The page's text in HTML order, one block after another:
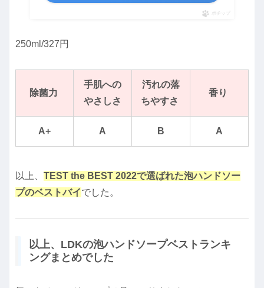
ポチップ
250ml/327円
除菌力
手肌への
やさしさ
汚れの落
ちやすさ
香り
A+ A B A
以上、 TEST the BEST 2022で選ばれた泡ハンドソー
プのベストバイでした。
以上、LDKの泡ハンドソープベストランキ
ングまとめでした